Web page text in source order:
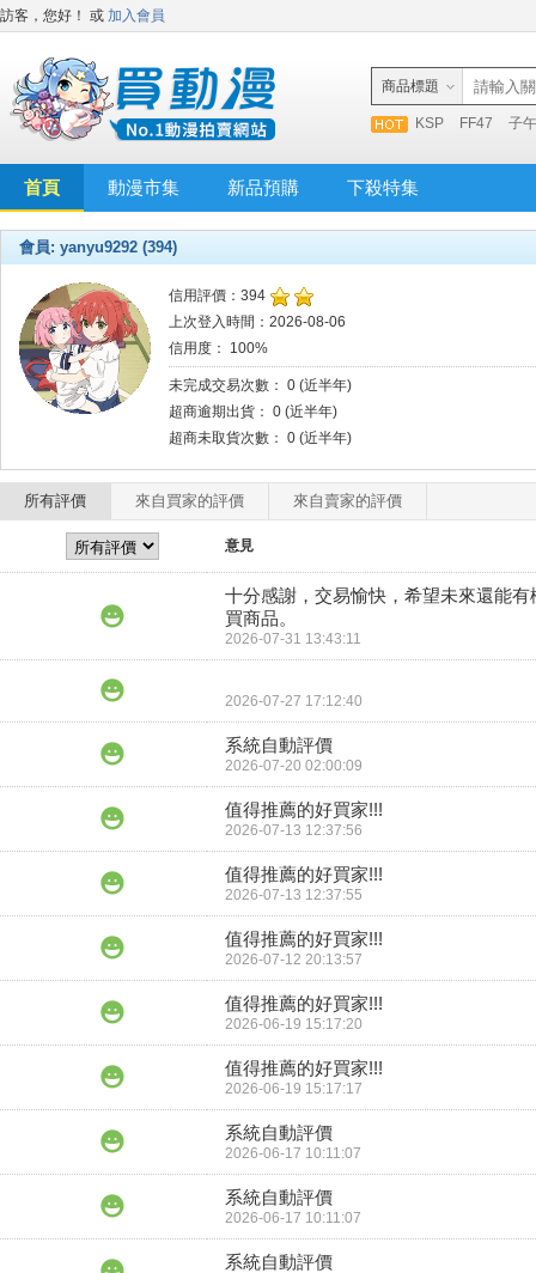
訪客，您好！ 或 加入會員
商品標題
KSP FF47 子
首頁 動漫市集 新品預購 下殺特集
會員: yanyu9292 (394)
信用評價：394
上次登入時間：2026-08-06
信用度： 100%
未完成交易次數： 0 (近半年)
超商逾期出貨： 0 (近半年)
超商未取貨次數： 0 (近半年)
所有評價 來自買家的評價 來自賣家的評價
意見
十分感謝，交易愉快，希望未來還能有
買商品。
2026-07-31 13:43:11
2026-07-27 17:12:40
系統自動評價
2026-07-20 02:00:09
值得推薦的好買家!!!
2026-07-13 12:37:56
值得推薦的好買家!!!
2026-07-13 12:37:55
值得推薦的好買家!!!
2026-07-12 20:13:57
值得推薦的好買家!!!
2026-06-19 15:17:20
值得推薦的好買家!!!
2026-06-19 15:17:17
系統自動評價
2026-06-17 10:11:07
系統自動評價
2026-06-17 10:11:07
系統自動評價